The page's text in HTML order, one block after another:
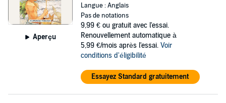
Aperçu
Langue : Anglais
Pas de notations
9,99 € ou gratuit avec l'essai.
Renouvellement automatique à
5,99 €/mois après l'essai. Voir
conditions d'éligibilité
Essayez Standard gratuitement